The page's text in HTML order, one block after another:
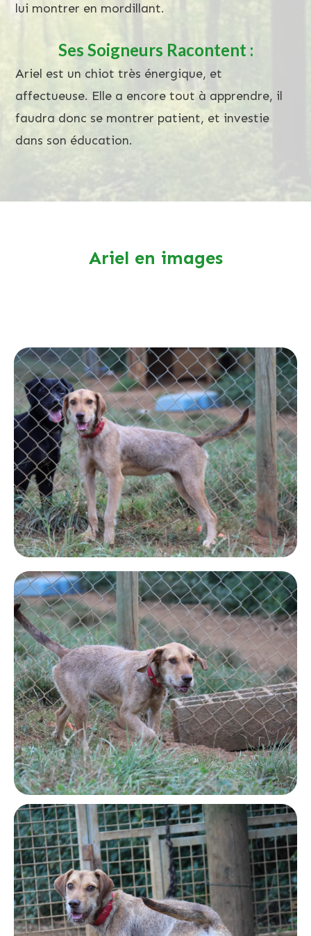
lui montrer en mordillant.
Ses Soigneurs Racontent :
Ariel est un chiot très énergique, et
affectueuse. Elle a encore tout à apprendre, il
faudra donc se montrer patient, et investie
dans son éducation.
Ariel en images